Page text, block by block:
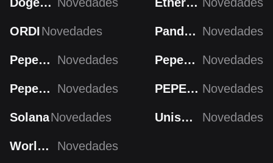
ORDINovedades Pandora Novedades
PepeCoin Novedades PepeCoin Novedades
Pepecoin Novedades PEPECOIN Novedades
SolanaNovedades Uniswap Novedades
Worldcoin Novedades